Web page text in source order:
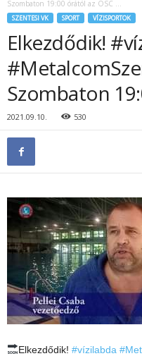
Szombaton 19:00 órától az OSC …
SZENTESI VK SPORT VÍZISPORTOK
Elkezdődik!
Szombaton
2021.09.10. 530
Elkezdődik! #vízilabda